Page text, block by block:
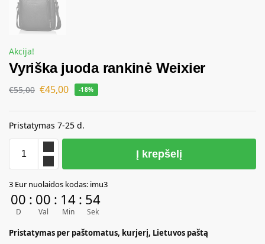
Akcija!
Vyriška juoda rankinė Weixier
€55,00 €45,00 -18%
Pristatymas 7-25 d.
Į krepšelį
l
t
r
3 Eur nuolaidos kodas: imu3
00
D
: 00
Val
: 14
Min
: 52
Sek
Pristatymas per paštomatus, kurjerį, Lietuvos paštą